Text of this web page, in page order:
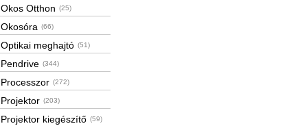
Okos Otthon (25)
Okosóra (66)
Optikai meghajtó (51)
Pendrive (344)
Processzor (272)
Projektor (203)
Projektor kiegészítő (59)